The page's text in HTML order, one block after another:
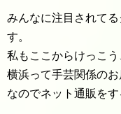
みんなに注目されて
す。
私もここからけっこう
横浜って手芸関係のお
なのでネット通販をす